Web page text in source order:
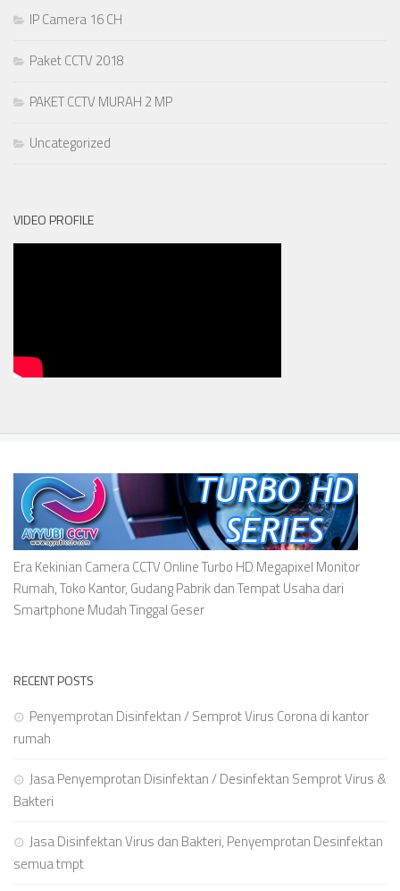
IP Camera 16 CH
Paket CCTV 2018
PAKET CCTV MURAH 2 MP
Uncategorized
VIDEO PROFILE
Era Kekinian Camera CCTV Online Turbo HD Megapixel Monitor
Rumah, Toko Kantor, Gudang Pabrik dan Tempat Usaha dari
Smartphone Mudah Tinggal Geser
RECENT POSTS
Penyemprotan Disinfektan / Semprot Virus Corona di kantor
rumah
Jasa Penyemprotan Disinfektan / Desinfektan Semprot Virus &
Bakteri
Jasa Disinfektan Virus dan Bakteri, Penyemprotan Desinfektan
semua tmpt